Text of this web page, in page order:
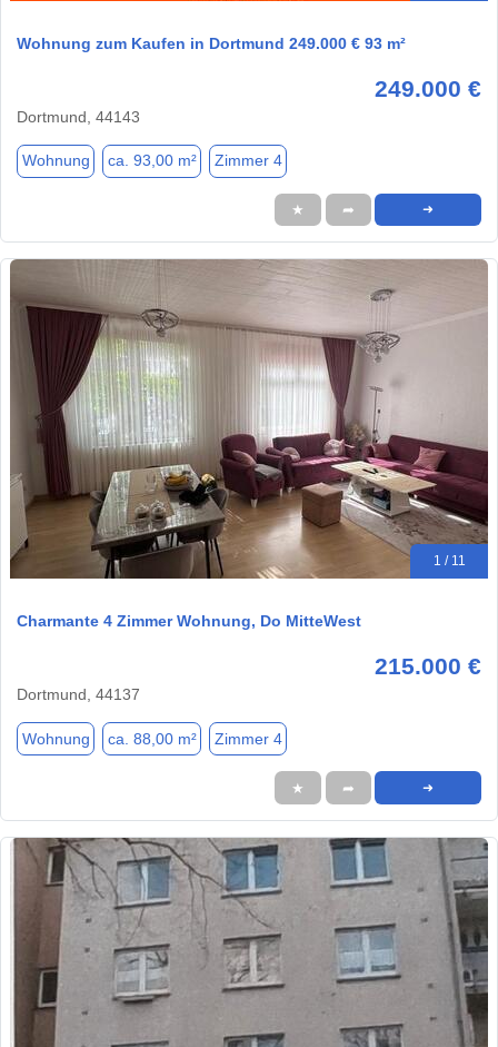
Wohnung zum Kaufen in Dortmund 249.000 € 93 m²
249.000 €
Dortmund, 44143
Wohnung ca. 93,00 m² Zimmer 4
★ ➦ ➜
1 / 11
Charmante 4 Zimmer Wohnung, Do MitteWest
215.000 €
Dortmund, 44137
Wohnung ca. 88,00 m² Zimmer 4
★ ➦ ➜